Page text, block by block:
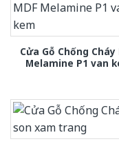
Cửa Gỗ Chống Cháy
Melamine P1 van